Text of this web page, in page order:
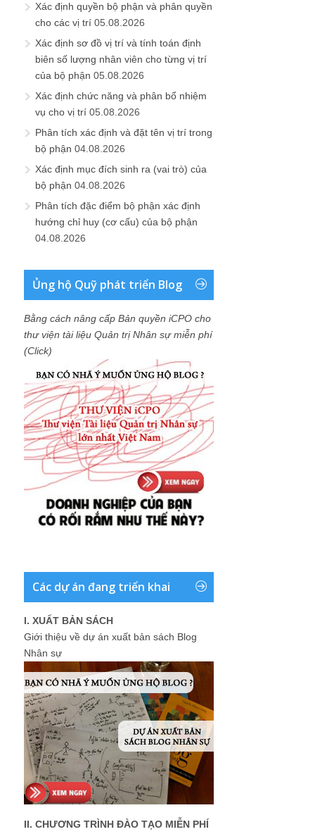
Xác định quyền bộ phận và phân quyền
cho các vị trí 05.08.2026
Xác định sơ đồ vị trí và tính toán định
biên số lượng nhân viên cho từng vị trí
của bộ phận 05.08.2026
Xác định chức năng và phân bổ nhiệm
vụ cho vị trí 05.08.2026
Phân tích xác định và đặt tên vị trí trong
bộ phận 04.08.2026
Xác định mục đích sinh ra (vai trò) của
bộ phận 04.08.2026
Phân tích đặc điểm bộ phận xác định
hướng chỉ huy (cơ cấu) của bộ phận
04.08.2026
Ủng hộ Quỹ phát triển Blog
Bằng cách nâng cấp Bản quyền iCPO cho
thư viện tài liệu Quản trị Nhân sự miễn phí
(Click)
Các dự án đang triển khai
I. XUẤT BẢN SÁCH
Giới thiệu về dự án xuất bản sách Blog
Nhân sự
II. CHƯƠNG TRÌNH ĐÀO TẠO MIỄN PHÍ